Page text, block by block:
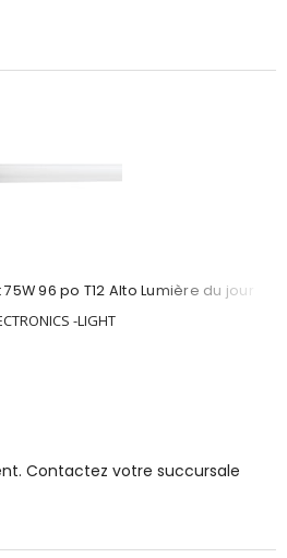
96 po T12 Alto Lumière du jour
-LIGHT
Contactez votre succursale